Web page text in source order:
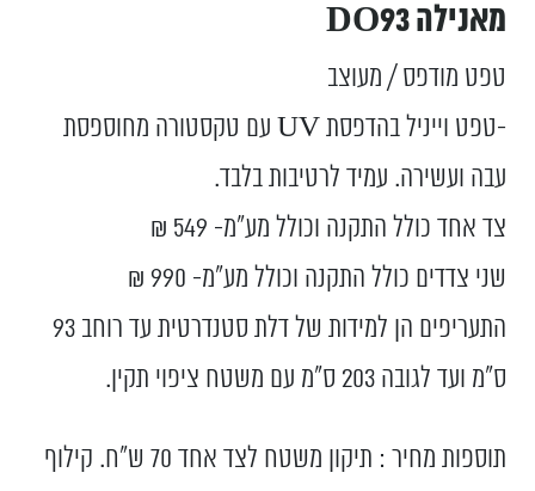
מאנילה DO93
טפט מודפס / מעוצב
-טפט וייניל בהדפסת UV עם טקסטורה מחוספסת
עבה ועשירה. עמיד לרטיבות בלבד.
צד אחד כולל התקנה וכולל מע”מ- 549 ₪
שני צדדים כולל התקנה וכולל מע”מ- 990 ₪
התעריפים הן למידות של דלת סטנדרטית עד רוחב 93
ס”מ ועד לגובה 203 ס”מ עם משטח ציפוי תקין.
תוספות מחיר : תיקון משטח לצד אחד 70 ש"ח. קילוף